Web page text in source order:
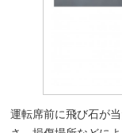
運転席前に飛び石が